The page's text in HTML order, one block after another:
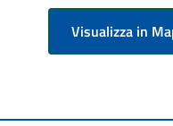
Visualizza in